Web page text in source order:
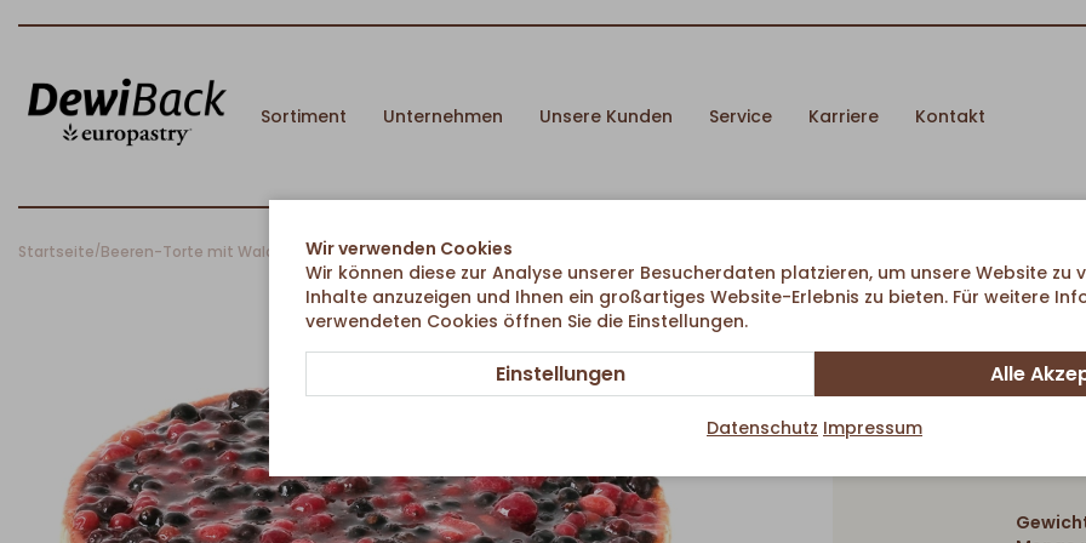
Sortiment Unternehmen Unsere Kunden Service Karriere Kontakt
Startseite/Beeren-Torte mit WaldfrüchtenWir verwenden Cookies
Wir können diese zur Analyse unserer Besucherdaten platzieren, um unsere Website zu
Inhalte anzuzeigen und Ihnen ein großartiges Website-Erlebnis zu bieten. Für weitere
verwendeten Cookies öffnen Sie die Einstellungen.
Einstellungen Alle
Datenschutz Impressum